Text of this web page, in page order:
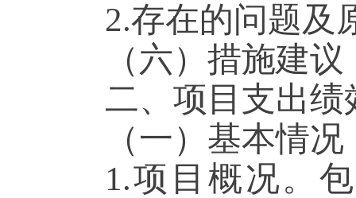
2.存在的问题及
（六）措施建
二、项目支出绩
（一）基本情况
1.项目概况。